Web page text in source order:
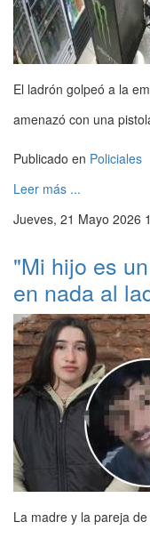
El ladrón golpeó a la
amenazó con una
Publicado en Policiales
Leer más ...
Jueves, 21 Mayo 2026
"Mi hijo es
en nada al
La madre y la pareja